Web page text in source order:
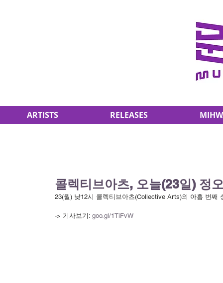
ARTISTS RELEASES
콜렉티브아츠, 오늘(23일) 정
23(월) 낮12시 콜렉티브아츠(Collective Arts)의 아홉 번째
-> 기사보기: goo.gl/1TiFvW